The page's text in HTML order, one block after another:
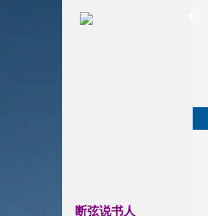
断弦说书人